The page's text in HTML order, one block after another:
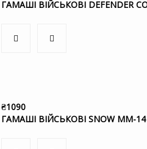
ГАМАШІ ВІЙСЬКОВІ DEFENDER
₴1090
ГАМАШІ ВІЙСЬКОВІ SNOW ММ-14